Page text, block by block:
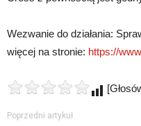
Wezwanie do działania:
więcej na stronie: https://
Poprzedni artykuł